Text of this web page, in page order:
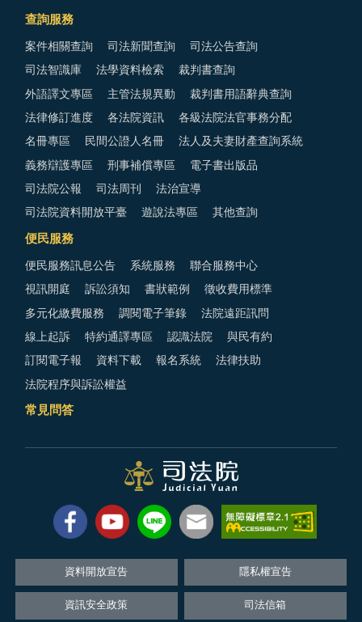
查詢服務
案件相關查詢 司法新聞查詢 司法公告查詢
司法智識庫 法學資料檢索 裁判書查詢
外語譯文專區 主管法規異動 裁判書用語辭典查詢
法律修訂進度 各法院資訊 各級法院法官事務分配
名冊專區 民間公證人名冊 法人及夫妻財產查詢系統
義務辯護專區 刑事補償專區 電子書出版品
司法院公報 司法周刊 法治宣導
司法院資料開放平臺 遊說法專區 其他查詢
便民服務
便民服務訊息公告 系統服務 聯合服務中心
視訊開庭 訴訟須知 書狀範例 徵收費用標準
多元化繳費服務 調閱電子筆錄 法院遠距訊問
線上起訴 特約通譯專區 認識法院 與民有約
訂閱電子報 資料下載 報名系統 法律扶助
法院程序與訴訟權益
常見問答
資料開放宣告 隱私權宣告
資訊安全政策 司法信箱